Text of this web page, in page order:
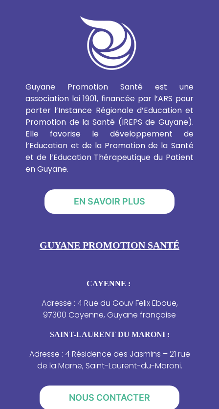
Guyane Promotion Santé est une
association loi 1901, financée par l’ARS pour
porter l’Instance Régionale d’Education et
Promotion de la Santé (IREPS de Guyane).
Elle favorise le développement de
l’Education et de la Promotion de la Santé
et de l’Education Thérapeutique du Patient
en Guyane.
EN SAVOIR PLUS
GUYANE PROMOTION SANTÉ
CAYENNE :
Adresse : 4 Rue du Gouv Felix Eboue,
97300 Cayenne, Guyane française
SAINT-LAURENT DU MARONI :
Adresse : 4 Résidence des Jasmins – 21 rue
de la Marne, Saint-Laurent-du-Maroni.
NOUS CONTACTER